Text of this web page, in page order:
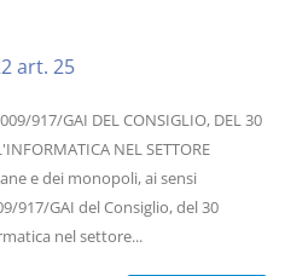
art. 25
917/GAI DEL CONSIGLIO, DEL 30
NEL SETTORE
e dei monopoli, ai sensi
917/GAI del Consiglio, del 30
nel settore...